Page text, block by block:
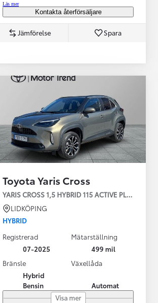
Läs mer
Kontakta återförsäljare
Jämförelse Spara
Toyota Yaris Cross
YARIS CROSS 1,5 HYBRID 115 ACTIVE PLUS
LIDKÖPING
HYBRID
Registrerad
07-2025
Mätarställning
499 mil
Bränsle
Hybrid
Bensin
Växellåda
Automat
Visa mer